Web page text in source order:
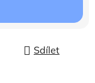
Sdílet